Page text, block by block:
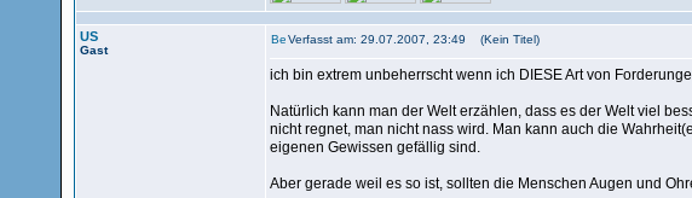
US
Gast
Verfasst am: 29.07.2007, 23:49 (Kein Titel)
ich bin extrem unbeherrscht wenn ich DIESE Art von
Natürlich kann man der Welt erzählen, dass es der Welt viel
nicht regnet, man nicht nass wird. Man kann auch die
eigenen Gewissen gefällig sind.
Aber gerade weil es so ist, sollten die Menschen Augen und